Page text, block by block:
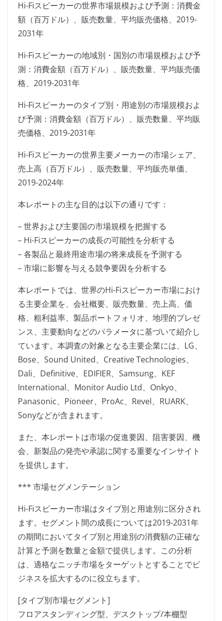
Hi-Fiスピーカーの世界市場規模および予測：消費金
額（百万ドル）、販売数量、平均販売価格、2019-
2031年
Hi-Fiスピーカーの地域別・国別の市場規模および予
測：消費金額（百万ドル）、販売数量、平均販売価
格、2019-2031年
Hi-Fiスピーカーのタイプ別・用途別の市場規模およ
び予測：消費金額（百万ドル）、販売数量、平均販
売価格、2019-2031年
Hi-Fiスピーカーの世界主要メーカーの市場シェア、
売上高（百万ドル）、販売数量、平均販売単価、
2019-2024年
本レポートの主な目的は以下の通りです：
– 世界および主要国の市場規模を把握する
– Hi-Fiスピーカーの成長の可能性を分析する
– 各製品と最終用途市場の将来成長を予測する
– 市場に影響を与える競争要因を分析する
本レポートでは、世界のHi-Fiスピーカー市場におけ
る主要企業を、会社概要、販売数量、売上高、価
格、粗利益率、製品ポートフォリオ、地理的プレゼ
ンス、主要動向などのパラメータに基づいて紹介し
ています。本調査の対象となる主要企業には、LG、
Bose、Sound United、Creative Technologies、
Dali、Definitive、EDIFIER、Samsung、KEF
International、Monitor Audio Ltd、Onkyo、
Panasonic、Pioneer、ProAc、Revel、RUARK、
Sonyなどが含まれます。
また、本レポートは市場の促進要因、阻害要因、機
会、新製品の発売や承認に関する重要なインサイト
を提供します。
*** 市場セグメンテーション
Hi-Fiスピーカー市場はタイプ別と用途別に区分され
ます。セグメント間の成長については2019-2031年
の期間においてタイプ別と用途別の消費額の正確な
計算と予測を数量と金額で提供します。この分析
は、適格なニッチ市場をターゲットとすることでビ
ジネスを拡大するのに役立ちます。
[タイプ別市場セグメント]
フロアスタンディング型、デスクトップ/本棚型